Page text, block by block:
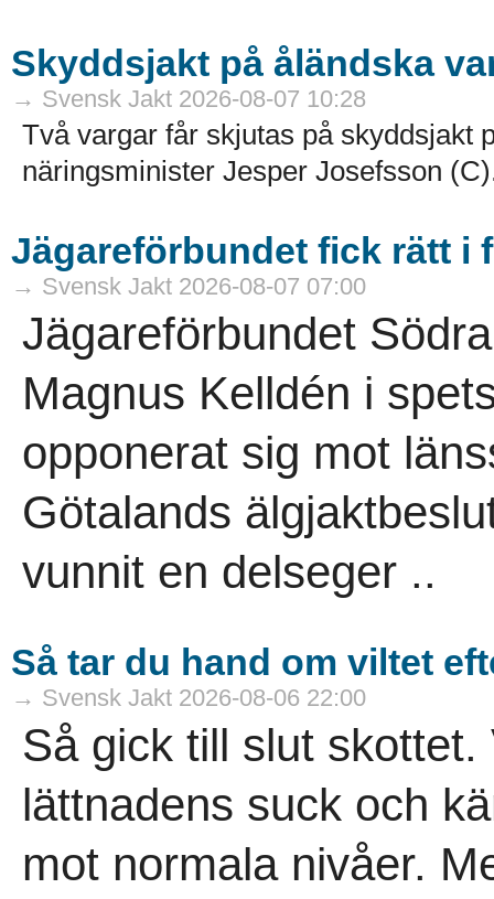
Skyddsjakt på åländska
→ Svensk Jakt 2026-08-07 10:28
Två vargar får skjutas på skyddsjakt
näringsminister Jesper Josefsson
Jägareförbundet fick rätt i
→ Svensk Jakt 2026-08-07 07:00
Jägareförbundet
Magnus Kelldén i
opponerat sig mot
Götalands
vunnit en delseger ..
Så tar du hand om viltet
→ Svensk Jakt 2026-08-06 22:00
Så gick till slut
lättnadens suck och
mot normala nivåer.